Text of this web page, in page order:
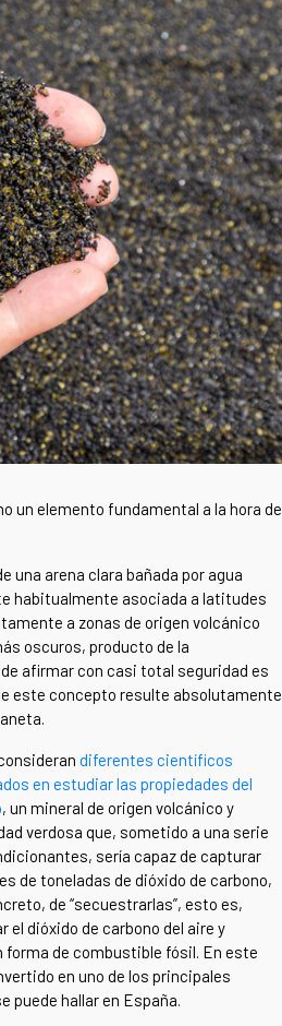
un elemento fundamental a la hora de
una arena clara bañada por agua
habitualmente asociada a latitudes
a zonas de origen volcánico
oscuros, producto de la
afirmar con casi total seguridad es
este concepto resulte absolutamente
diferentes científicos
en estudiar las propiedades del
, un mineral de origen volcánico y
verdosa que, sometido a una serie
sería capaz de capturar
de toneladas de dióxido de carbono,
de “secuestrarlas”, esto es,
el dióxido de carbono del aire y
forma de combustible fósil. En este
en uno de los principales
puede hallar en España.